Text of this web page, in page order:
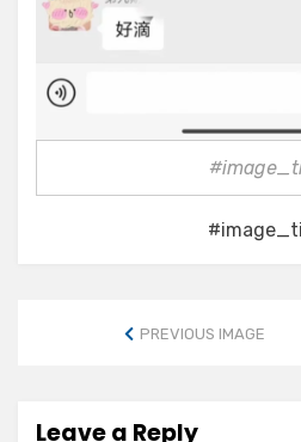
PREVIOUS IMAGE
Leave a Reply